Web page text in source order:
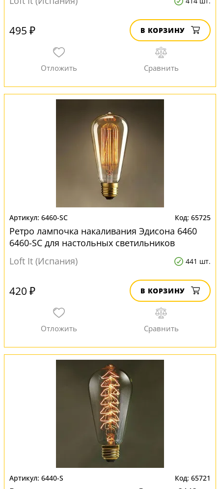
495 ₽ В КОРЗИНУ
6460-SC 65725
Ретро лампочка накаливания Эдисона 6460
6460-SC для настольных светильников
Loft It (Испания)
441 шт.
420 ₽ В КОРЗИНУ
6440-S 65721